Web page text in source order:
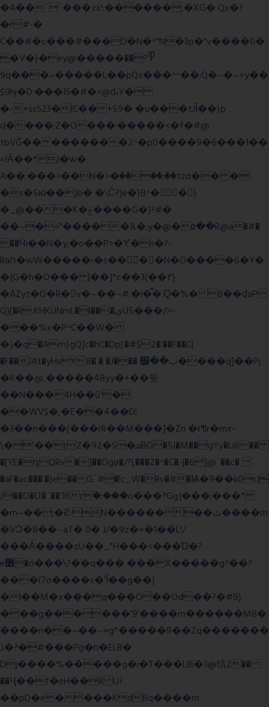
�A��``���zx!:������,�XG� Qx�?
�r#-�
C��#�c���#���D�N�^"N�3p�"v����0�
�V�}�ey@�����߾?��
9q���ޣ�����L��pQx���^^��;Q�~�~=y��
$9hj�D:���IS�#�<@ԃY�
�-+ssS23�IC��+59� �u���tJǏ��}p
d����;Z�O���:�����<�f�#@
tbVĞ���������2^�p0����9�6���1��
=!Ǎ��*J�w�
A��:���>��N�>�ٝ����;��tzd�� �!
�s�5ю��)b� �\Ĉ?)e�}B^��}
�_@���K�ݝ����G�)?#�
��~�="�����&�;y�@�۵��R@a�#�
��Ӵi��N�y;�o��P>�ϒ�n�?­
Raח�wW�����˫�s����N�O����6�Y�
�{G�h�O��� |��]*c��3(��٣}
�AZyt�O�R�v�~��~#.�l�̿�.Ԛ�%� 8��ʠaP
Q)[�R.KHKÙNmL�l���ېU5���/>-
���%x�P^C��W�
�ݙ�q�Am}gQ]c�hC�Dp|:�#$2�.��F��C|
�F��JAt�yHsY8� � �J��� ب��׼����q]��Pj
�K��@,�����48yy�+��됫
��N���4H��ů'�
��WV$�,�E��4��D!
�3��n���(���rR��M���]�Zn �ғ¶r�mx-
\�'��}Z�92�S�ܩBG�5I�M��gYy�Uȅ��
�[YE�դQRv�]��Ogə�/?|;���Z�^�C�-|�6]@`��c�
�aF�ac���.�}e��G`#�!c_W�Rv�#�Ѩ�9��k0c|
/��O�Ʋ�`��'16rؒ�:���o���?Gg{���;���*
�m~��;�Ƨ:N��������ٿ����m
�VϽ�8��~aT� 0� J/�9z�=�1��L!/
���Ǡ����zU��_"H���<���Ώ�?
e߻�ó���\?��q��� ���X�����g?��?
���ϊ7o����s�'Ĩ��g��}
�l��M�x���q���O��Od��?�#9}
���g������'9'����m������M8�
����n��~��~=g*�����9��Zq�������
ڏ�?�#���Pg�h�ELB�
Dj����%�����g�i�T���L8i�3@恄Z��
��Ҷ��f�eH��R U?
��pD�e����KdBq����m